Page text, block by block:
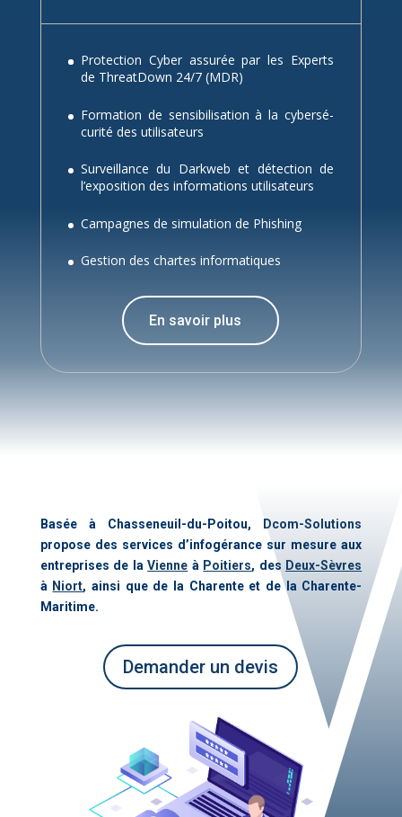
Pro­tec­tion Cy­ber as­su­rée par les Ex­perts
de Threat­Down 24/7 (MDR)
For­ma­tion de sen­si­bi­li­sa­tion à la cy­ber­sé­
cu­ri­té des uti­li­sa­teurs
Sur­veillance du Dark­web et dé­tec­tion de
l’ex­po­si­tion des in­for­ma­tions uti­li­sa­teurs
Cam­pagnes de si­mu­la­tion de Phi­shing
Ges­tion des chartes in­for­ma­tiques
En sa­voir plus
Ba­sée à Chas­se­neuil-du-Poi­tou,
Dcom-So­lu­tions
pro­pose des ser­vices d’infogérance sur me­sure aux
en­tre­prises de laVienne à Poi­tiers, des Deux-Sèvres
à Niort, ain­si que de la Cha­rente et de la Cha­rente-
Ma­ri­time.
De­man­der un de­vis